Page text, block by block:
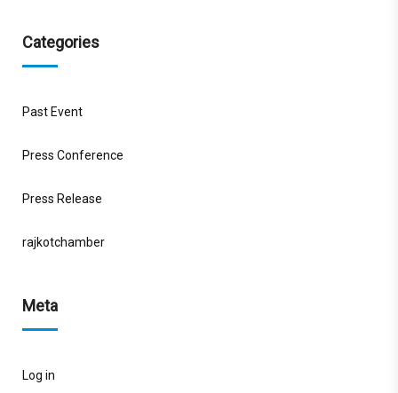
Categories
Past Event
Press Conference
Press Release
rajkotchamber
Meta
Log in